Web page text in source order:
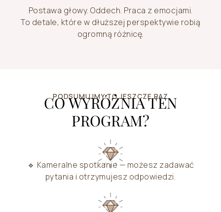
Postawa głowy. Oddech. Praca z emocjami.
To detale, które w dłuższej perspektywie robią
ogromną różnicę.
PODSUMUJMY TO JESZCZE RAZ
CO WYRÓŻNIA TEN
PROGRAM?
🔹 Kameralne spotkanie — możesz zadawać
pytania i otrzymujesz odpowiedzi.